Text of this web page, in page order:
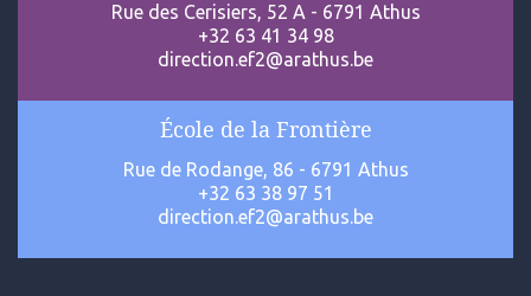
Rue des Cerisiers, 52 A - 6791 Athus
+32 63 41 34 98
direction.ef2@arathus.be
École de la Frontière
Rue de Rodange, 86 - 6791 Athus
+32 63 38 97 51
direction.ef2@arathus.be